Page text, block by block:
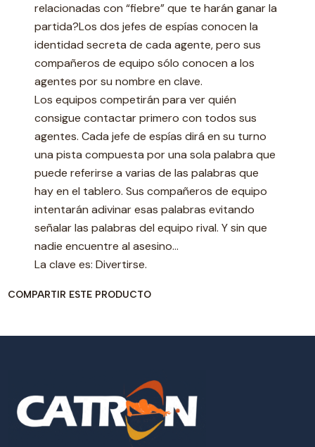
relacionadas con “fiebre” que te harán ganar la
partida?Los dos jefes de espías conocen la
identidad secreta de cada agente, pero sus
compañeros de equipo sólo conocen a los
agentes por su nombre en clave.
Los equipos competirán para ver quién
consigue contactar primero con todos sus
agentes. Cada jefe de espías dirá en su turno
una pista compuesta por una sola palabra que
puede referirse a varias de las palabras que
hay en el tablero. Sus compañeros de equipo
intentarán adivinar esas palabras evitando
señalar las palabras del equipo rival. Y sin que
nadie encuentre al asesino…
La clave es: Divertirse.
COMPARTIR ESTE PRODUCTO